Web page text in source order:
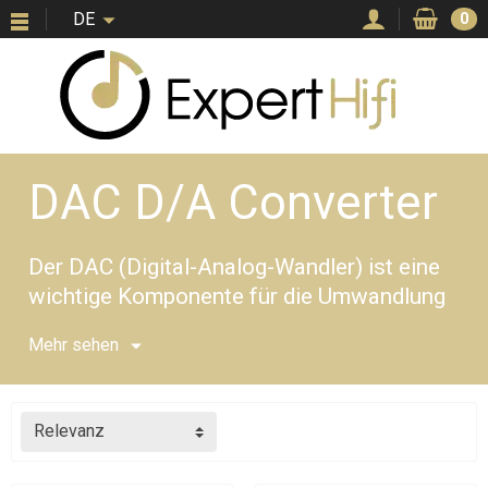
DE 0
DAC D/A Converter
Der DAC (Digital-Analog-Wandler) ist eine
wichtige Komponente für die Umwandlung
Der DAC ist ein Digital-Analog-Wandler, der
Audiosignale in analoge Signale
Mehr sehen
Relevanz